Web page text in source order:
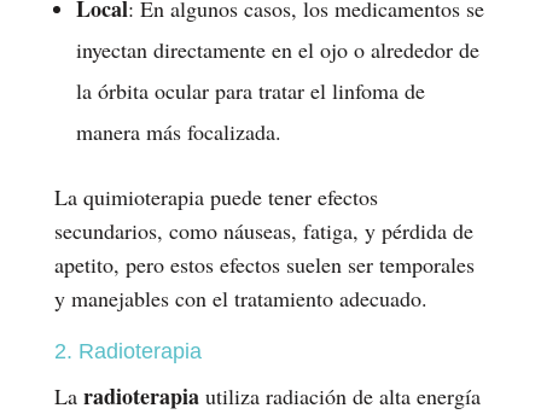
Local: En algunos casos, los medicamentos se
inyectan directamente en el ojo o alrededor de
la órbita ocular para tratar el linfoma de
manera más focalizada.
La quimioterapia puede tener efectos
secundarios, como náuseas, fatiga, y pérdida de
apetito, pero estos efectos suelen ser temporales
y manejables con el tratamiento adecuado.
2. Radioterapia
La radioterapiautiliza radiación de alta energía